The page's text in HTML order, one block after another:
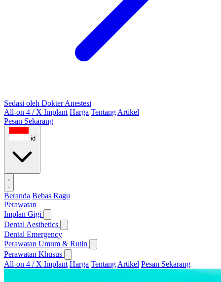
Sedasi oleh Dokter Anestesi
All-on 4 / X Implant Harga Tentang Artikel
Pesan Sekarang
id
Beranda Bebas Ragu
Perawatan
Implan Gigi
Dental Aesthetics
Dental Emergency
Perawatan Umum & Rutin
Perawatan Khusus
All-on 4 / X Implant Harga Tentang Artikel Pesan Sekarang